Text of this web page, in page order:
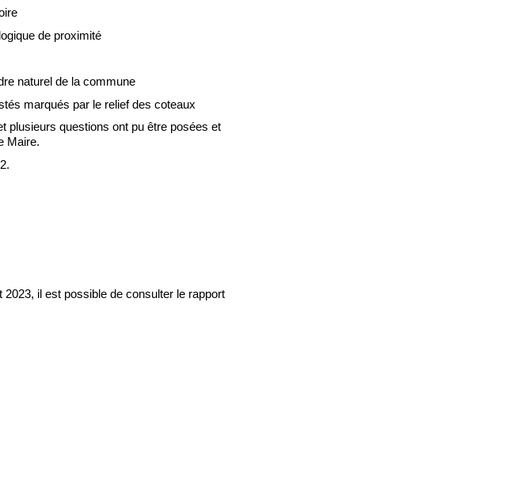
de proximité
naturel de la commune
marqués par le relief des coteaux
plusieurs questions ont pu être posées et
Maire.
2.
2023, il est possible de consulter le rapport